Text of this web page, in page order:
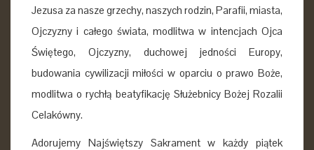
Jezusa za nasze grzechy, naszych rodzin, Parafii, miasta,
Ojczyzny i całego świata, modlitwa w intencjach Ojca
Świętego, Ojczyzny, duchowej jedności Europy,
budowania cywilizacji miłości w oparciu o prawo Boże,
modlitwa o rychłą beatyfikację Służebnicy Bożej Rozalii
Celakówny.
Adorujemy Najświętszy Sakrament w każdy piątek